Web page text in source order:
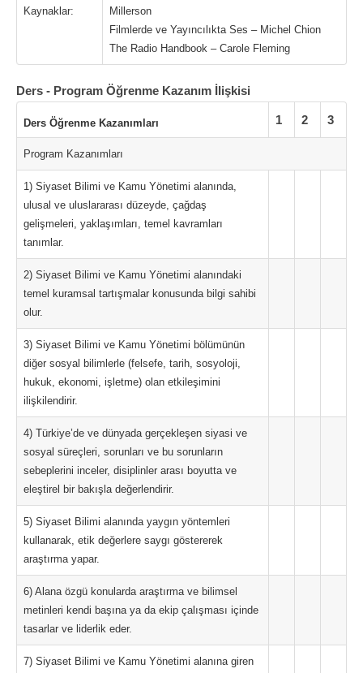
Kaynaklar:
Millerson
Filmlerde ve Yayıncılıkta Ses – Michel Chion
The Radio Handbook – Carole Fleming
Ders - Program Öğrenme Kazanım İlişkisi
Ders Öğrenme Kazanımları 1 2 3
Program Kazanımları
1) Siyaset Bilimi ve Kamu Yönetimi alanında,
ulusal ve uluslararası düzeyde, çağdaş
gelişmeleri, yaklaşımları, temel kavramları
tanımlar.
2) Siyaset Bilimi ve Kamu Yönetimi alanındaki
temel kuramsal tartışmalar konusunda bilgi sahibi
olur.
3) Siyaset Bilimi ve Kamu Yönetimi bölümünün
diğer sosyal bilimlerle (felsefe, tarih, sosyoloji,
hukuk, ekonomi, işletme) olan etkileşimini
ilişkilendirir.
4) Türkiye’de ve dünyada gerçekleşen siyasi ve
sosyal süreçleri, sorunları ve bu sorunların
sebeplerini inceler, disiplinler arası boyutta ve
eleştirel bir bakışla değerlendirir.
5) Siyaset Bilimi alanında yaygın yöntemleri
kullanarak, etik değerlere saygı göstererek
araştırma yapar.
6) Alana özgü konularda araştırma ve bilimsel
metinleri kendi başına ya da ekip çalışması içinde
tasarlar ve liderlik eder.
7) Siyaset Bilimi ve Kamu Yönetimi alanına giren